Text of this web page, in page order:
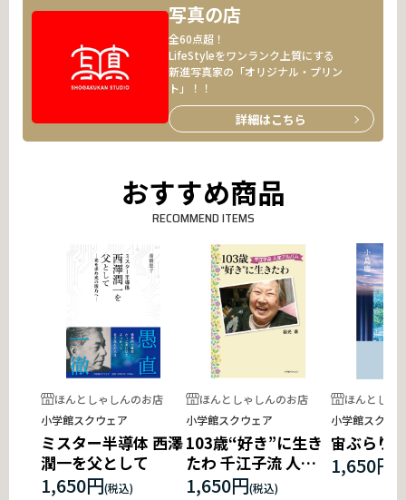
写真の店
全60点超！
LifeStyleをワンランク上質にする
新進写真家の「オリジナル・プリン
ト」！！
詳細はこちら
おすすめ商品
RECOMMEND ITEMS
ほんとしゃしんのお店
小学館スクウェア
ミスター半導体 西澤
潤一を父として
1,650円
ほんとしゃしんのお店
小学館スクウェア
103歳“好き”に生き
たわ 千江子流 人生
アルバム
1,650円
ほんとしゃ
小学館スクウ
宙ぶらり
1,650円